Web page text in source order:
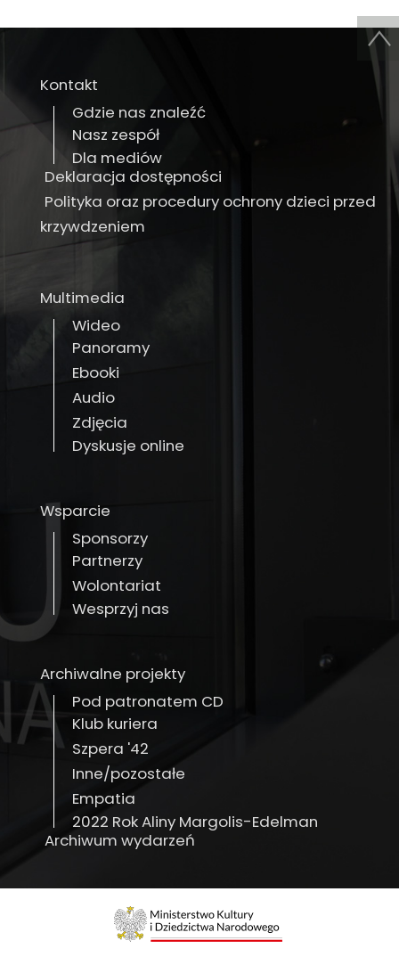
Kontakt
Gdzie nas znaleźć
Nasz zespół
Dla mediów
Deklaracja dostępności
Polityka oraz procedury ochrony dzieci przed
krzywdzeniem
Multimedia
Wideo
Panoramy
Ebooki
Audio
Zdjęcia
Dyskusje online
Wsparcie
Sponsorzy
Partnerzy
Wolontariat
Wesprzyj nas
Archiwalne projekty
Pod patronatem CD
Klub kuriera
Szpera '42
Inne/pozostałe
Empatia
2022 Rok Aliny Margolis-Edelman
Archiwum wydarzeń